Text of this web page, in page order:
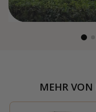
MEHR VON